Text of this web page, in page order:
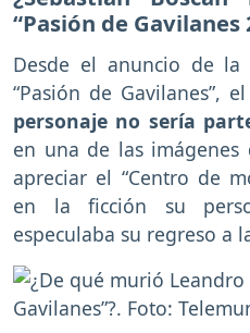
“Pasión de Gavilanes
Desde el anuncio de la
“Pasión de Gavilanes”,
personaje no sería
en una de las
apreciar el “Centro de
en la ficción su
especulaba su regreso a